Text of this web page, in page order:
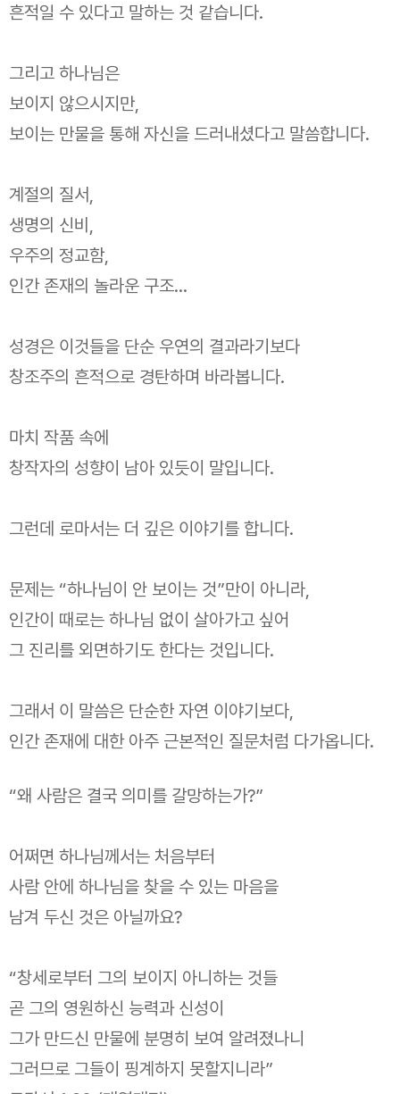
흔적일 수 있다고 말하는 것 같습니다.
그리고 하나님은
보이지 않으시지만,
보이는 만물을 통해 자신을 드러내셨다고 말씀합니다.
계절의 질서,
생명의 신비,
우주의 정교함,
인간 존재의 놀라운 구조…
성경은 이것들을 단순 우연의 결과라기보다
창조주의 흔적으로 경탄하며 바라봅니다.
마치 작품 속에
창작자의 성향이 남아 있듯이 말입니다.
그런데 로마서는 더 깊은 이야기를 합니다.
문제는 “하나님이 안 보이는 것”만이 아니라,
인간이 때로는 하나님 없이 살아가고 싶어
그 진리를 외면하기도 한다는 것입니다.
그래서 이 말씀은 단순한 자연 이야기보다,
인간 존재에 대한 아주 근본적인 질문처럼 다가옵니다.
“왜 사람은 결국 의미를 갈망하는가?”
어쩌면 하나님께서는 처음부터
사람 안에 하나님을 찾을 수 있는 마음을
남겨 두신 것은 아닐까요?
“창세로부터 그의 보이지 아니하는 것들
곧 그의 영원하신 능력과 신성이
그가 만드신 만물에 분명히 보여 알려졌나니
그러므로 그들이 핑계하지 못할지니라”